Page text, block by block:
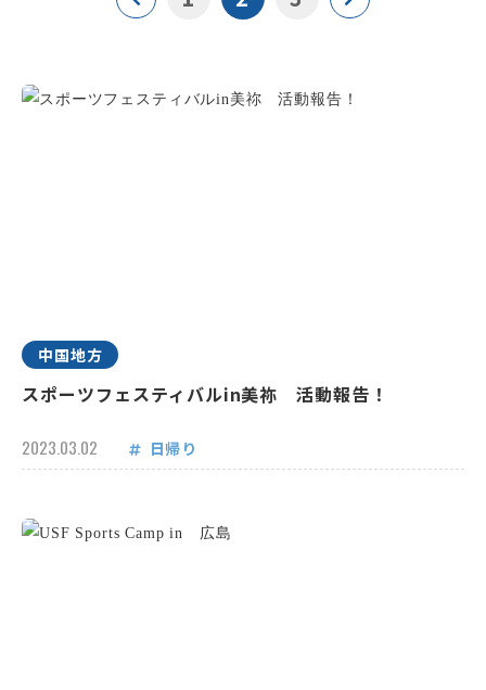
中国地方
スポーツフェスティバルin美祢 活動報告！
2023.03.02 日帰り